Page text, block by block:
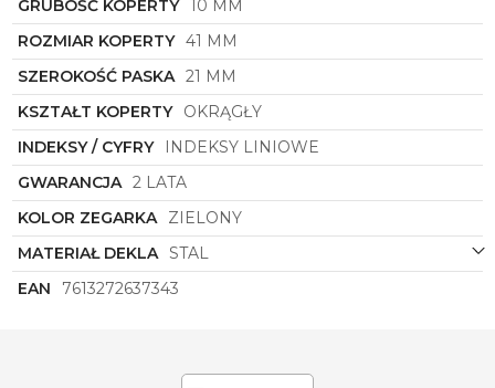
Zegarek męskiBosso symbolu1514244to nie tylko
sposób na uchwycenie czasu, to również sposób na
podkreślenie własnego stylu i osobowości. Dzięki
perfekcyjnemu wykonaniu, wysokiej jakości
materiałom i unikalnej estetyce, ten model staje się
niezwykłym dodatkiem do każdej męskiej
garderoby. Pozwól, by ten zegarek stał się nie tylko
narzędziem mierzącym czas, ale także wyrazem
Twojego wyjątkowego gustu i wyczucia stylu.
GRUBOŚĆ KOPERTY 10 MM
ROZMIAR KOPERTY 41 MM
SZEROKOŚĆ PASKA 21 MM
KSZTAŁT KOPERTY OKRĄGŁY
INDEKSY / CYFRY
INDEKSY LINIOWE
GWARANCJA 2 LATA
KOLOR ZEGARKA ZIELONY
MATERIAŁ DEKLA STAL
EAN
7613272637343